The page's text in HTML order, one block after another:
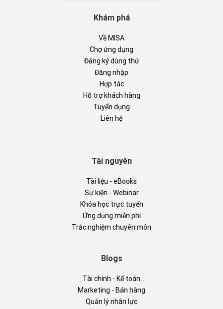
Khám phá
Về MISA
Chợ ứng dụng
Đăng ký dùng thử
Đăng nhập
Hợp tác
Hỗ trợ khách hàng
Tuyển dụng
Liên hệ
Tài nguyên
Tài liệu - eBooks
Sự kiện - Webinar
Khóa học trực tuyến
Ứng dụng miễn phí
Trắc nghiệm chuyên môn
Blogs
Tài chính - Kế toán
Marketing - Bán hàng
Quản lý nhân lực